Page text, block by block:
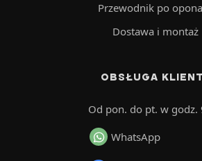
Przewodnik po
Dostawa i montaż
OBSŁUGA
Od pon. do pt. w godz.
WhatsApp